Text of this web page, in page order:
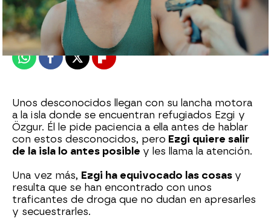
Madrid
Publicado: 17 de diciembre de 2021, 06:05
WhatsappFacebook
X Flipboard
Unos desconocidos llegan con su lancha motora
a la isla donde se encuentran refugiados Ezgi y
Özgur. Él le pide paciencia a ella antes de hablar
con estos desconocidos, pero Ezgi quiere salir
de la isla lo antes posible y les llama la atención.
Una vez más, Ezgi ha equivocado las cosas y
resulta que se han encontrado con unos
traficantes de droga que no dudan en apresarles
y secuestrarles.